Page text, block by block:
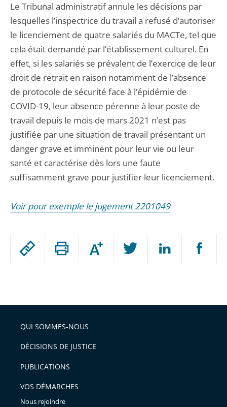
Passer
arriver
après
Augmenter
ou
l'article
pour
avant
Le Tribunal administratif annule les décisions par
lesquelles l’inspectrice du travail a refusé d’autoriser
le licenciement de quatre salariés du MACTe, tel que
cela était demandé par l’établissement culturel. En
effet, si les salariés se prévalent de l’exercice de leur
droit de retrait en raison notamment de l’absence
de protocole de sécurité face à l’épidémie de
COVID-19, leur absence pérenne à leur poste de
travail depuis le mois de mars 2021 n’est pas
justifiée par une situation de travail présentant un
danger grave et imminent pour leur vie ou leur
santé et caractérise dès lors une faute
suffisamment grave pour justifier leur licenciement.
Voir pour exemple le jugement 2201049
QUI SOMMES-NOUS
DÉCISIONS DE JUSTICE
PUBLICATIONS
VOS DÉMARCHES
Nous rejoindre